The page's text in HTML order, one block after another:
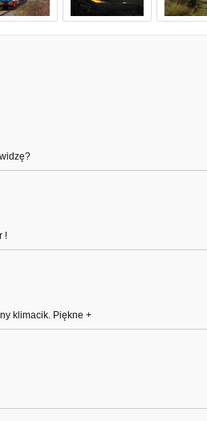
!
klimacik. Piękne +